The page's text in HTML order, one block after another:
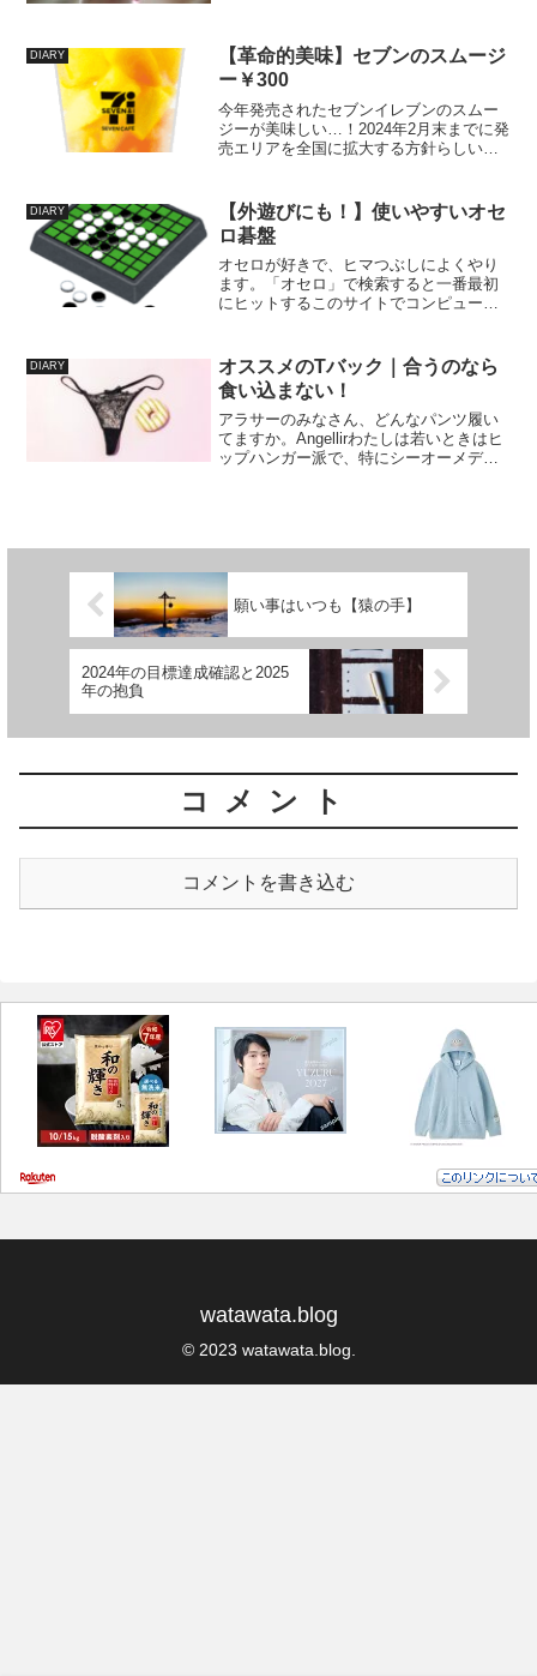
DIARY
【革命的美味】セブンのスムージ
ー￥300
今年発売されたセブンイレブンのスムー
ジーが美味しい…！2024年2月末までに発
売エリアを全国に拡大する方針らしいで
す。（栃木県）味は全部で4種類グリーン
スムージーダブル...
DIARY
【外遊びにも！】使いやすいオセ
ロ碁盤
オセロが好きで、ヒマつぶしによくやり
ます。「オセロ」で検索すると一番最初
にヒットするこのサイトでコンピュータ
中級との勝率55％くらいのレベルです。
中級にこれだけ苦戦し...
DIARY
オススメのTバック｜合うのなら
食い込まない！
アラサーのみなさん、どんなパンツ履い
てますか。Angellirわたしは若いときはヒ
ップハンガー派で、特にシーオーメディ
願い事はいつも【猿の手】
2024年の目標達成確認と2025
年の抱負
コメント
コメントを書き込む
watawata.blog
© 2023 watawata.blog.